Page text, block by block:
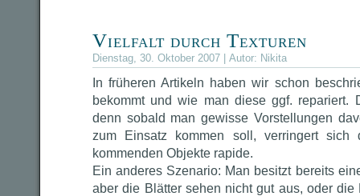
Vielfalt durch Texturen
Dienstag, 30. Oktober 2007 | Autor: Nikita
In früheren Artikeln haben wir schon
bekommt und wie man diese ggf. repariert.
denn sobald man gewisse Vorstellungen
zum Einsatz kommen soll, verringert
kommenden Objekte rapide.
Ein anderes Szenario: Man besitzt bereits
aber die Blätter sehen nicht gut aus, oder